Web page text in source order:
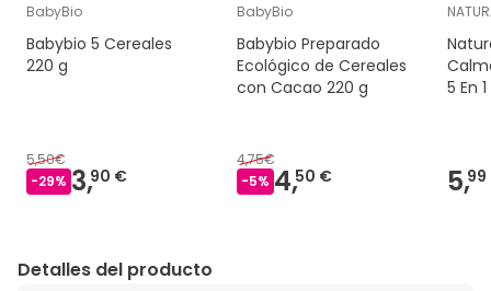
BabyBio
Babybio 5 Cereales
220 g
5,50€
-29% 3,90 €
BabyBio
Babybio Preparado
Ecológico de Cereales
con Cacao 220 g
4,75€
-5% 4,50 €
5 En
5,
Detalles del producto